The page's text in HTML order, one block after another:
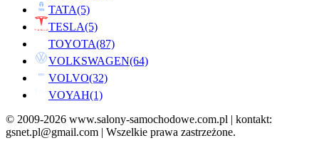
TATA(5)
TESLA(5)
TOYOTA(87)
VOLKSWAGEN(64)
VOLVO(32)
VOYAH(1)
© 2009-2026 www.salony-samochodowe.com.pl | kontakt:
gsnet.pl@gmail.com | Wszelkie prawa zastrzeżone.